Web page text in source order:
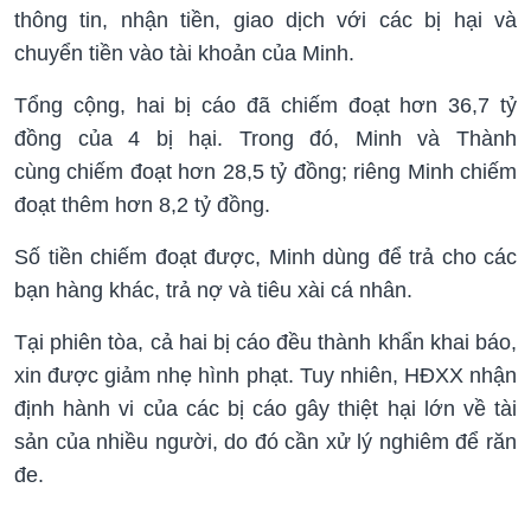
thông tin, nhận tiền, giao dịch với các bị hại và
chuyển tiền vào tài khoản của Minh.
Tổng cộng, hai bị cáo đã chiếm đoạt hơn 36,7 tỷ
đồng của 4 bị hại. Trong đó, Minh và Thành
cùng chiếm đoạt hơn 28,5 tỷ đồng; riêng Minh chiếm
đoạt thêm hơn 8,2 tỷ đồng.
Số tiền chiếm đoạt được, Minh dùng để trả cho các
bạn hàng khác, trả nợ và tiêu xài cá nhân.
Tại phiên tòa, cả hai bị cáo đều thành khẩn khai báo,
xin được giảm nhẹ hình phạt. Tuy nhiên, HĐXX nhận
định hành vi của các bị cáo gây thiệt hại lớn về tài
sản của nhiều người, do đó cần xử lý nghiêm để răn
đe.